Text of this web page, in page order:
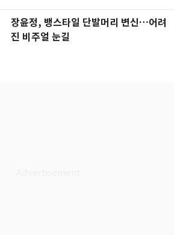
장윤정, 뱅스타일 단발머리 변신…어려
진 비주얼 눈길